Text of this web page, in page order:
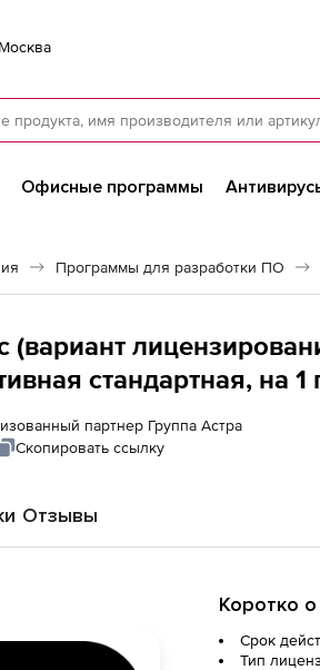
Москва
Офисные программы
Программы для разработки ПО
(вариант
стандартная, на 1
на 6
партнер Группа Астра
Скопировать ссылку
Отзывы
Коротко
Срок
Тип